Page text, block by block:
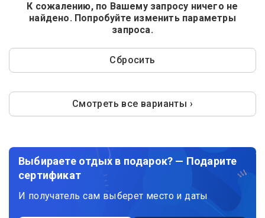
К сожалению, по Вашему запросу ничего не
найдено. Попробуйте изменить параметры
запроса.
Сбросить
Смотреть все варианты ›
Выбираете отдых в подарок? — Подарите
сертификат
И получатель сам выберет место и даты